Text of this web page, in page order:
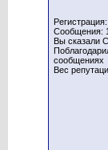
Сообщения:
Вы сказали
сообщениях
Вес